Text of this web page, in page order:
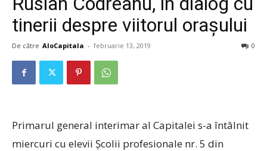
tinerii despre viitorul orașului
De către AloCapitala - februarie 13, 2019 0
Primarul general interimar al Capitalei s-a întâlnit
miercuri cu elevii Școlii profesionale nr. 5 din